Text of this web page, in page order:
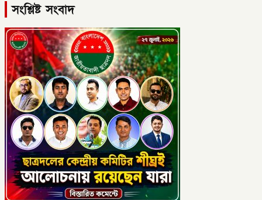
সংশ্লিষ্ট সংবাদ